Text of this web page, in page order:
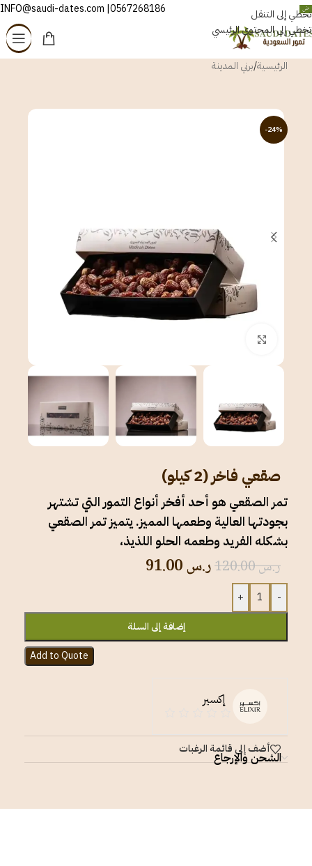
تخطي إلى التنقل
تخطي إلى المحتوى الرئيسي
العربية 0567268186| INFO@saudi-dates.com
الرئيسية/برني المدينة
-24%
صقعي فاخر (2 كيلو)
تمر الصقعي هو أحد أفخر أنواع التمور التي تشتهر
بجودتها العالية وطعمها المميز. يتميز تمر الصقعي
بشكله الفريد وطعمه الحلو اللذيذ،
ر.س120.00 ر.س
-
+
إضافة إلى السلة
Add to Quote
إكسير
أضف إلى قائمة الرغبات
الشحن والإرجاع